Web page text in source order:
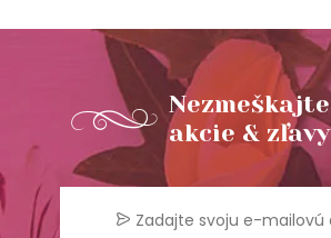
Nezmeškajte
akcie & zľavy